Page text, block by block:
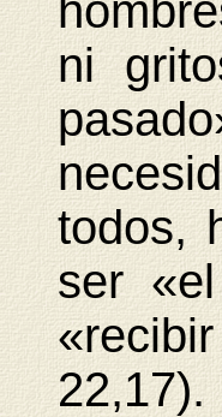
ni
todos,
ser
22,17).